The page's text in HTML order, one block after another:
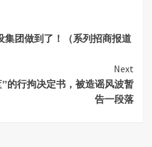
集团做到了！（系列招商报道
Next
的行拘决定书，被造谣风波暂
告一段落